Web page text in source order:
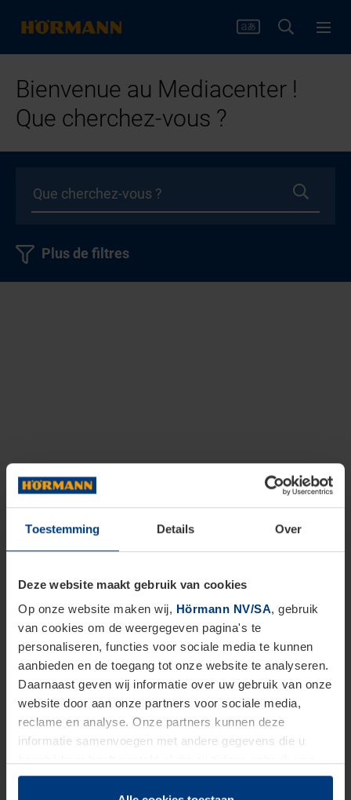
Toestemming Details Over
Deze website maakt gebruik van cookies
Op onze website maken wij, Hörmann NV/SA, gebruik
van cookies om de weergegeven pagina's te
personaliseren, functies voor sociale media te kunnen
aanbieden en de toegang tot onze website te analyseren.
Daarnaast geven wij informatie over uw gebruik van onze
website door aan onze partners voor sociale media,
reclame en analyse. Onze partners kunnen deze
informatie samenvoegen met andere gegevens die u
hun diensten hebben verzameld.
Bienvenue au Mediacenter !
Que cherchez-vous ?
Plus de filtres